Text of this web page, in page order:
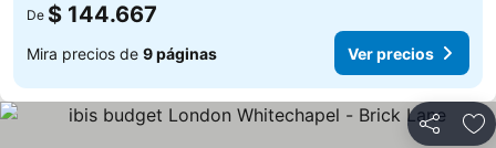
De $ 144.667
Mira precios de 9 páginas Ver precios
Compartir